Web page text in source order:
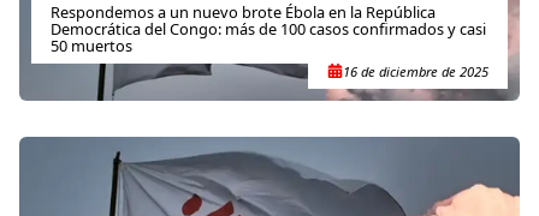
Respondemos a un nuevo brote Ébola en la República
Democrática del Congo: más de 100 casos confirmados y casi
50 muertos
16 de diciembre de 2025